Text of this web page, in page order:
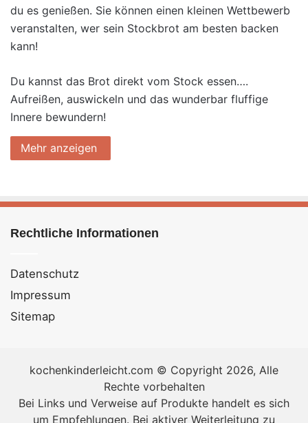
du es genießen. Sie können einen kleinen Wettbewerb
veranstalten, wer sein Stockbrot am besten backen
kann!
Du kannst das Brot direkt vom Stock essen….
Aufreißen, auswickeln und das wunderbar fluffige
Innere bewundern!
Mehr anzeigen
Rechtliche Informationen
Datenschutz
Impressum
Sitemap
kochenkinderleicht.com © Copyright 2026, Alle
Rechte vorbehalten
Bei Links und Verweise auf Produkte handelt es sich
um Empfehlungen. Bei aktiver Weiterleitung zu